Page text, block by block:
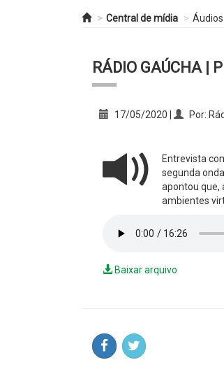
Central de mídia Áudios
RÁDIO GAÚCHA |
17/05/2020 | Por:
Entrevista
segunda
apontou que,
ambientes
Baixar arquivo